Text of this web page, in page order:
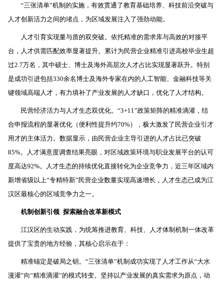
“三张清单”机制的实施，有效贯通了教育基础培养、科技前沿突破与
人才创新活力之间的堵点，为区域发展注入了强劲动能。
人才引育实现量与质的双突破。依托精准的需求库与高效的对接平
台，人才供需匹配效率显著提升。累计为民营企业精准引进高校毕业生超
过2.7万名，其中硕士、博士及海外高层次人才占比实现显著跃升。特别
是成功引进包括330余名博士及海外专家在内的人工智能、金融科技等关
键领域高端人才，有力填补了产业发展的人才缺口，优化了人才结构。
民营经济活力与人才生态双优化。“3+11”政策矩阵的精准滴灌，结
合申报流程的显著优化（便利性提升约70%），极大激发了民营企业引才
用才的主体活力。数据显示，由民营企业主导引进的人才占比已突破
85%。人才满意度调查结果亮眼，对区域政策环境与职业发展平台的认可
度高达92%。人才生态的持续优化直接转化为企业竞争力，近三年区域内
新增省级以上“专精特新”民营企业数量实现高速增长，人才生态已成为江
汉区最核心的区域竞争力之一。
机制创新引领 探索融合改革新模式
江汉区的生动实践，为统筹推进教育、科技、人才体制机制一体改革
提供了宝贵的地方经验，其核心启示在于：
精准锚定是破局之钥。“三张清单”机制成功实现了人才工作从“大水
漫灌”向“精准滴灌”的模式转变。坚持以产业发展的真实需求为原点，动